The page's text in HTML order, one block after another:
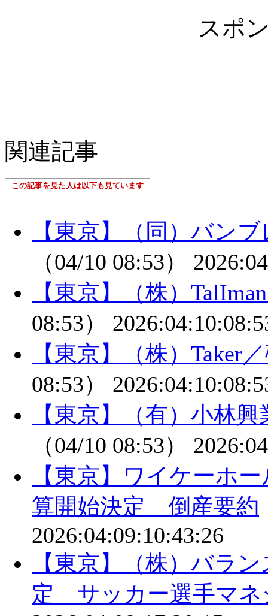
スポ
関連記事
この記事を見た人は以下も見ています
【東京】（同）バン
（04/10 08:53）
【東京】（株）
08:53）
【東京】（株）Taker
08:53）
【東京】（有）小林
（04/10 08:53）
【東京】ワイケーホ
算開始決定 倒産要約
2026:04:09:10:43:26
【東京】（株）バラ
定 サッカー選手マネ